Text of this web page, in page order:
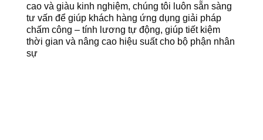
cao và giàu kinh nghiệm, chúng tôi luôn sẵn sàng
tư vấn để giúp khách hàng ứng dụng giải pháp
chấm công – tính lương tự động, giúp tiết kiệm
thời gian và nâng cao hiệu suất cho bộ phận nhân
sự